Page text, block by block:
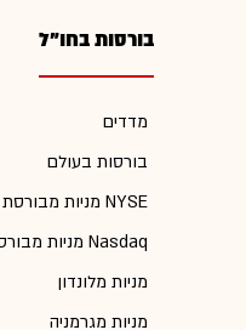
בורסות בחו"ל
מדדים
בורסות בעולם
מניות מבורסת NYSE
מניות מבורסת Nasdaq
מניות מלונדון
מניות מגרמניה